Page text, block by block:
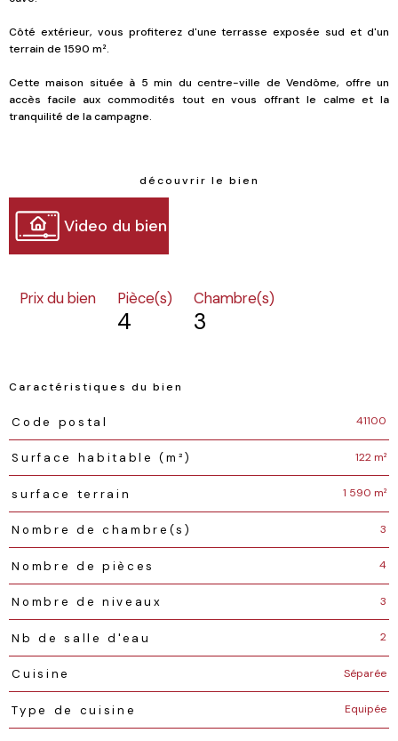
Côté extérieur, vous profiterez d'une terrasse exposée sud et d'un
terrain de 1590 m².
Cette maison située à 5 min du centre-ville de Vendôme, offre un
accès facile aux commodités tout en vous offrant le calme et la
tranquilité de la campagne.
découvrir le bien
Video du bien
Prix du bien Pièce(s)
4
Chambre(s)
3
Caractéristiques du bien
Caractéristiques
Code postal 41100
Surface habitable (m²) 122 m²
surface terrain 1 590 m²
Nombre de chambre(s) 3
Nombre de pièces 4
Nombre de niveaux 3
Nb de salle d'eau 2
Cuisine Séparée
Type de cuisine Equipée